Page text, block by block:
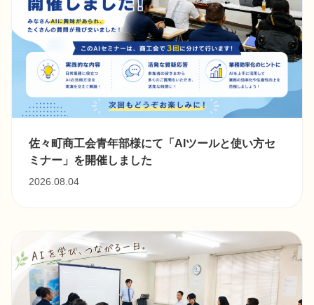
佐々町商工会青年部様にて「AIツールと使い方セ
ミナー」を開催しました
2026.08.04